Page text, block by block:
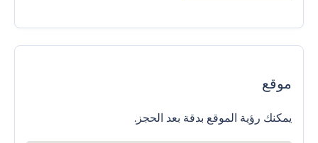
موقع
يمكنك رؤية الموقع بدقة بعد الحجز.